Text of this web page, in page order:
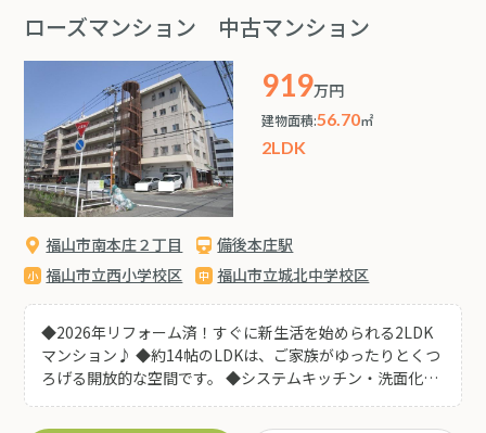
ローズマンション 中古マンション
919万円
建物面積:56.70㎡
2LDK
福山市南本庄２丁目
備後本庄駅
福山市立西小学校区
福山市立城北中学校区
◆2026年リフォーム済！すぐに新生活を始められる2LDK
マンション♪ ◆約14帖のLDKは、ご家族がゆったりとくつ
ろげる開放的な空間です。 ◆システムキッチン・洗面化粧